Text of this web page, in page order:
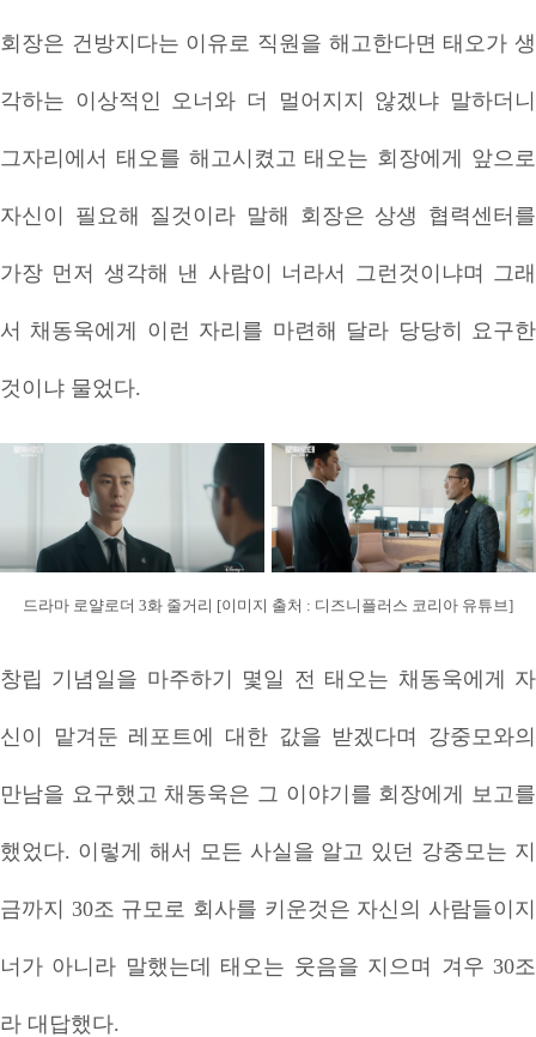
회장은 건방지다는 이유로 직원을 해고한다면 태오가 생
각하는 이상적인 오너와 더 멀어지지 않겠냐 말하더니
그자리에서 태오를 해고시켰고 태오는 회장에게 앞으로
자신이 필요해 질것이라 말해 회장은 상생 협력센터를
가장 먼저 생각해 낸 사람이 너라서 그런것이냐며 그래
서 채동욱에게 이런 자리를 마련해 달라 당당히 요구한
것이냐 물었다.
드라마 로얄로더 3화 줄거리 [이미지 출처 : 디즈니플러스 코리아 유튜브]
창립 기념일을 마주하기 몇일 전 태오는 채동욱에게 자
신이 맡겨둔 레포트에 대한 값을 받겠다며 강중모와의
만남을 요구했고 채동욱은 그 이야기를 회장에게 보고를
했었다. 이렇게 해서 모든 사실을 알고 있던 강중모는 지
금까지 30조 규모로 회사를 키운것은 자신의 사람들이지
너가 아니라 말했는데 태오는 웃음을 지으며 겨우 30조
라 대답했다.